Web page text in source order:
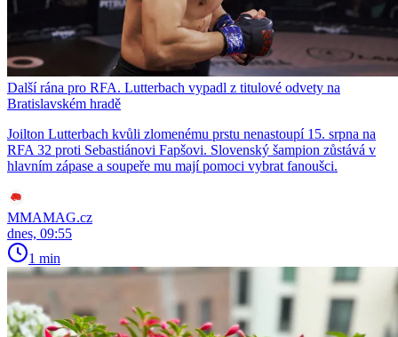
Další rána pro RFA. Lutterbach vypadl z titulové odvety na
Bratislavském hradě
Joilton Lutterbach kvůli zlomenému prstu nenastoupí 15. srpna na
RFA 32 proti Sebastiánovi Fapšovi. Slovenský šampion zůstává v
hlavním zápase a soupeře mu mají pomoci vybrat fanoušci.
MMAMAG.cz
dnes, 09:55
1 min